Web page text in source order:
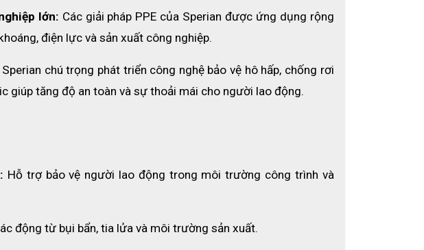
– Châu Âu
• AS/NZS 1337 – Úc/New Zealand
lớn: Các giải pháp PPE của Sperian được ứng dụng rộng
điện lực và sản xuất công nghiệp.
Sperian chú trọng phát triển công nghệ bảo vệ hô hấp, chống rơi
giúp tăng độ an toàn và sự thoải mái cho người lao động.
Hỗ trợ bảo vệ người lao động trong môi trường công trình và
động từ bụi bẩn, tia lửa và môi trường sản xuất.